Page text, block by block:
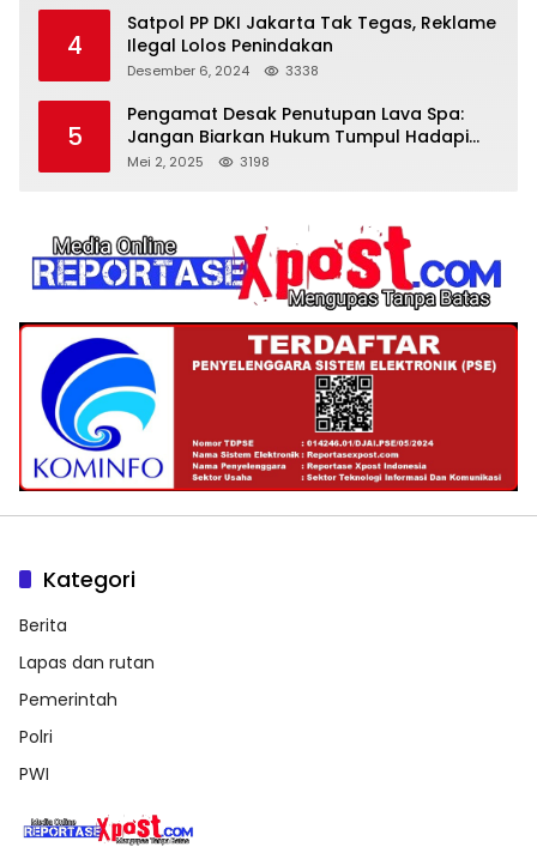
4
Satpol PP DKI Jakarta Tak Tegas, Reklame
Ilegal Lolos Penindakan
Desember 6, 2024 3338
5
Pengamat Desak Penutupan Lava Spa:
Jangan Biarkan Hukum Tumpul Hadapi
‘Spa Berkedok
Mei 2, 2025 3198
Kategori
Berita
Lapas dan rutan
Pemerintah
Polri
PWI